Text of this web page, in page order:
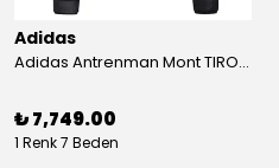
Adidas
Adidas Antrenman Mont TIRO24 WINT JKT IJ7388
₺ 7,749.00
1 Renk 7 Beden